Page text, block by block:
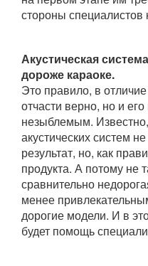
стороны специалистов
Акустическая
дороже караоке.
Это правило, в
отчасти верно, но и его
незыблемым.
акустических систем
результат, но, как
продукта. А потому не
сравнительно
менее
дорогие модели. И в
будет помощь